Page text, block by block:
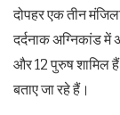
दोपहर एक तीन
दर्दनाक अग्निकांड में
और 12 पुरुष शामिल
बताए जा रहे हैं।